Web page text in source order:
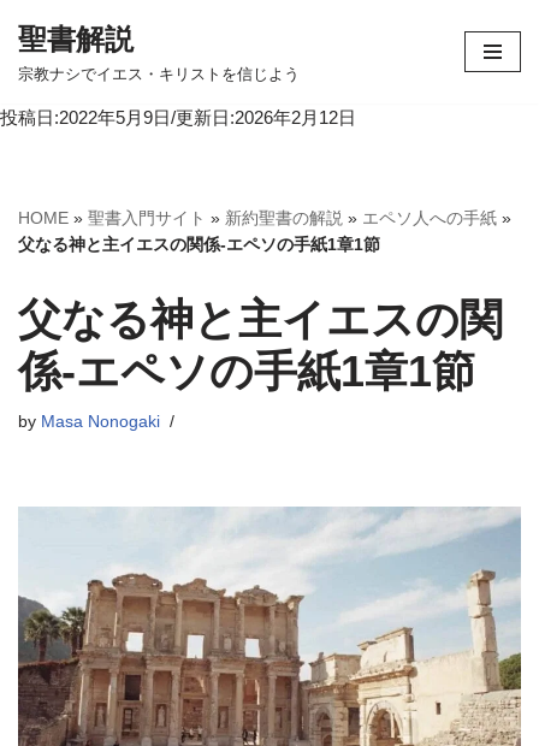
コ
テ
へ
ス
ッ
プ
聖書解説
宗教ナシでイエス・キリストを信じよう
投稿日:2022年5月9日/更新日:2026年2月12日
HOME » 聖書入門サイト » 新約聖書の解説 » エペソ人への手紙 »
父なる神と主イエスの関係-エペソの手紙1章1節
父なる神と主イエスの関
係-エペソの手紙1章1節
by Masa Nonogaki